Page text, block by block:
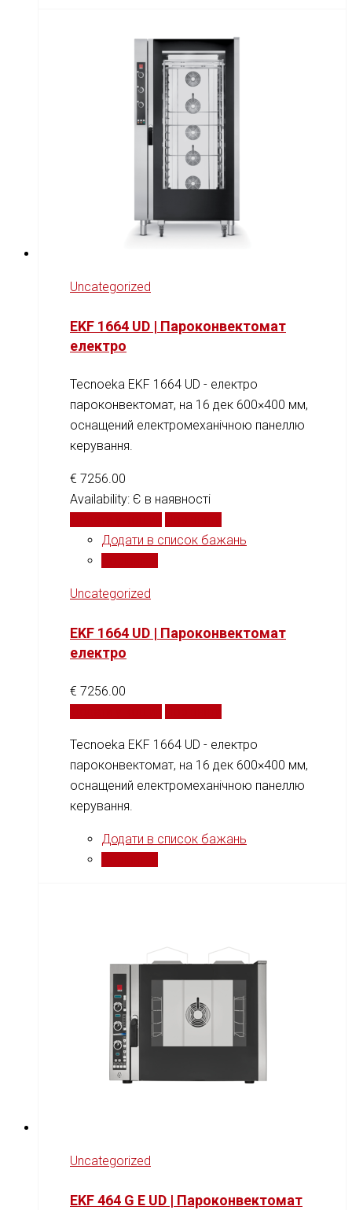
Uncategorized
EKF 1664 UD | Пароконвектомат
електро
Tecnoeka EKF 1664 UD - електро
пароконвектомат, на 16 дек 600×400 мм,
оснащений електромеханічною панеллю
керування.
€ 7256.00
Availability: Є в наявності
Додати в список бажань
Uncategorized
EKF 1664 UD | Пароконвектомат
електро
€ 7256.00
Tecnoeka EKF 1664 UD - електро
пароконвектомат, на 16 дек 600×400 мм,
оснащений електромеханічною панеллю
керування.
Додати в список бажань
Uncategorized
EKF 464 G E UD | Пароконвектомат